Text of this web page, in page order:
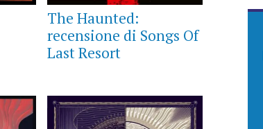
The Haunted:
recensione di Songs Of
Last Resort